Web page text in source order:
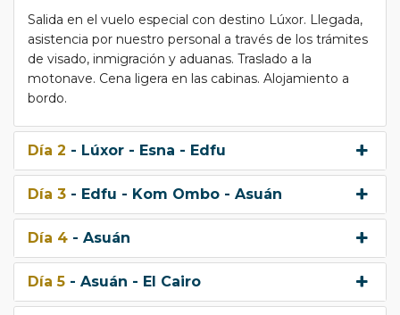
Salida en el vuelo especial con destino Lúxor. Llegada,
asistencia por nuestro personal a través de los trámites
de visado, inmigración y aduanas. Traslado a la
motonave. Cena ligera en las cabinas. Alojamiento a
bordo.
Día 2 - Lúxor - Esna - Edfu
Día 3 - Edfu - Kom Ombo - Asuán
Día 4 - Asuán
Día 5 - Asuán - El Cairo